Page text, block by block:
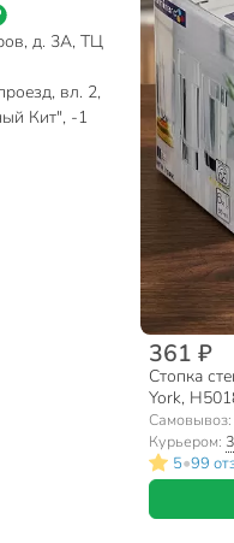
д. 3А, ТЦ
вл. 2,
Кит", -1
361 ₽
Стопка
York,
Самовывоз:
Курьером:
5•99